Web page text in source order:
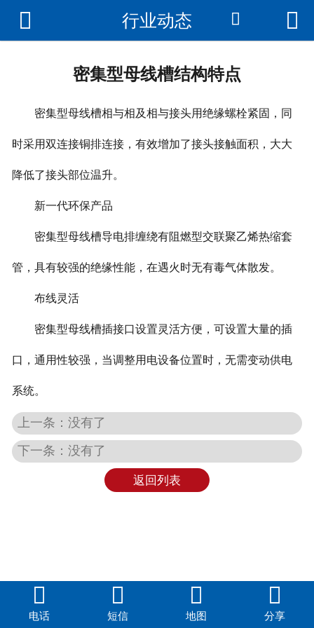
首页
新闻资讯
联系我们
 行业动态  
密集型母线槽结构特点
密集型母线槽相与相及相与接头用绝缘螺栓紧固，同
时采用双连接铜排连接，有效增加了接头接触面积，大大
降低了接头部位温升。
新一代环保产品
密集型母线槽导电排缠绕有阻燃型交联聚乙烯热缩套
管，具有较强的绝缘性能，在遇火时无有毒气体散发。
布线灵活
密集型母线槽插接口设置灵活方便，可设置大量的插
口，通用性较强，当调整用电设备位置时，无需变动供电
系统。
上一条：没有了
下一条：没有了
返回列表

电话

短信

地图

分享